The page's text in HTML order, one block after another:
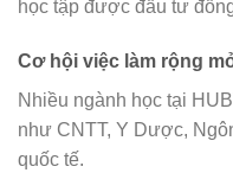
học tập được đầu tư
Cơ hội việc làm rộng
Nhiều ngành học tại
như CNTT, Y Dược,
quốc tế.